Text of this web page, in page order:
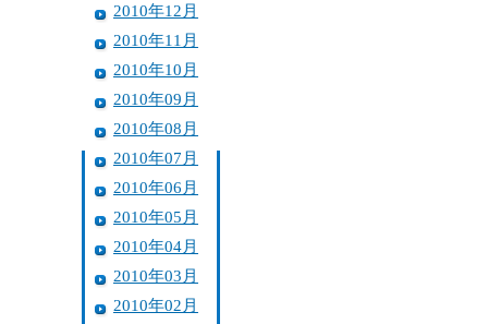
2010年12月
2010年11月
2010年10月
2010年09月
2010年08月
2010年07月
2010年06月
2010年05月
2010年04月
2010年03月
2010年02月